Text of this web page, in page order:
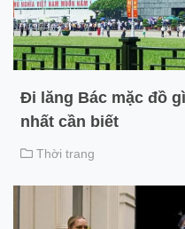
Đi lăng Bác mặc đồ
nhất cần biết
Thời trang